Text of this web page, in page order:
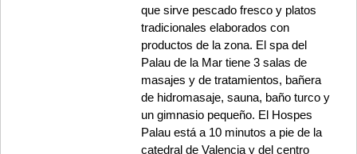
que sirve pescado fresco y platos
tradicionales elaborados con
productos de la zona. El spa del
Palau de la Mar tiene 3 salas de
masajes y de tratamientos, bañera
de hidromasaje, sauna, baño turco y
un gimnasio pequeño. El Hospes
Palau está a 10 minutos a pie de la
catedral de Valencia y del centro